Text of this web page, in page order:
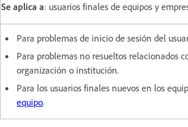
Se aplica a: usuarios finales de equipos y
Para problemas de inicio de sesión del
Para problemas no resueltos relacionados
organización o institución.
Para los usuarios finales nuevos en los
equipo.